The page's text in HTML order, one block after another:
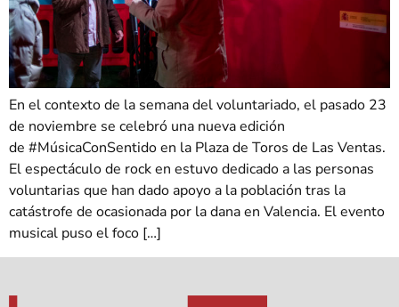
En el contexto de la semana del voluntariado, el pasado 23
de noviembre se celebró una nueva edición
de #MúsicaConSentido en la Plaza de Toros de Las Ventas.
El espectáculo de rock en estuvo dedicado a las personas
voluntarias que han dado apoyo a la población tras la
catástrofe de ocasionada por la dana en Valencia. El evento
musical puso el foco […]